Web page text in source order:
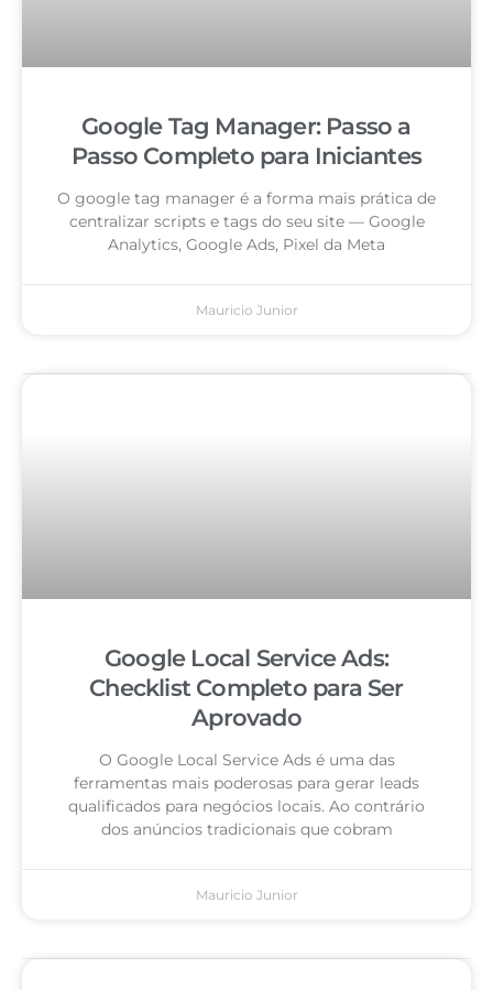
Google Tag Manager: Passo a
Passo Completo para Iniciantes
O google tag manager é a forma mais prática de
centralizar scripts e tags do seu site — Google
Analytics, Google Ads, Pixel da Meta
Mauricio Junior
Google Local Service Ads:
Checklist Completo para Ser
Aprovado
O Google Local Service Ads é uma das
ferramentas mais poderosas para gerar leads
qualificados para negócios locais. Ao contrário
dos anúncios tradicionais que cobram
Mauricio Junior